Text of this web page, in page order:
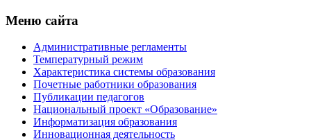
Меню сайта
Административные регламенты
Температурный режим
Характеристика системы образования
Почетные работники образования
Публикации педагогов
Национальный проект «Образование»
Информатизация образования
Инновационная деятельность